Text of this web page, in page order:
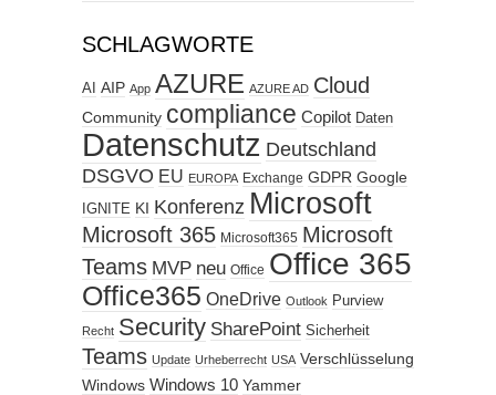
SCHLAGWORTE
AI AIP App AZURE AZURE AD Cloud
Community compliance Copilot Daten
Datenschutz Deutschland
DSGVO EU EUROPA Exchange GDPR Google
IGNITE KI Konferenz Microsoft
Microsoft 365 Microsoft365 Microsoft
Teams MVP neu Office Office 365
Office365 OneDrive Outlook Purview
Recht Security SharePoint Sicherheit
Teams Update Urheberrecht USA Verschlüsselung
Windows Windows 10 Yammer